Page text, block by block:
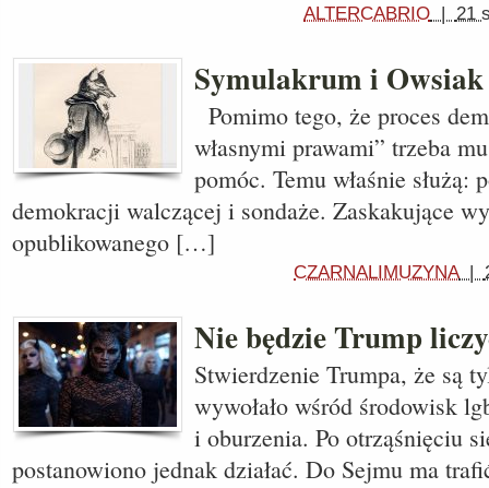
ALTERCABRIO | 21
Symulakrum i
Pomimo tego, że proces
własnymi prawami” trzeba
pomóc. Temu właśnie służą:
demokracji walczącej i sondaże. Zaskakujące
opublikowanego […]
CZARNALIMUZYNA|
Nie będzie Trump
Stwierdzenie Trumpa, że są
wywołało wśród środowisk
i oburzenia. Po otrząśnięciu
postanowiono jednak działać. Do Sejmu ma